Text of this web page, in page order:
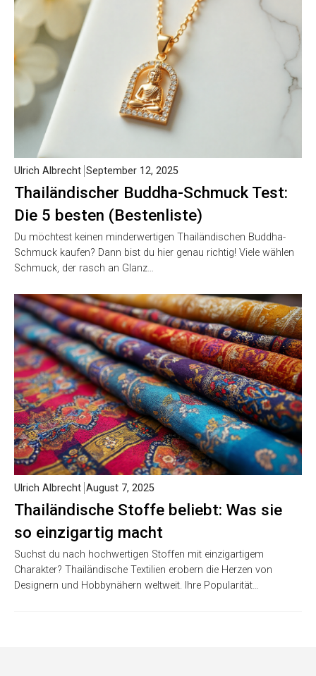
Thailändischer Buddha-Schmuck Test:
Die 5 besten (Bestenliste)
Ulrich Albrecht September 12, 2025
Du möchtest keinen minderwertigen Thailändischen Buddha-
Schmuck kaufen? Dann bist du hier genau richtig! Viele wählen
Schmuck, der rasch an Glanz…
Thailändische Stoffe beliebt: Was sie
so einzigartig macht
Ulrich Albrecht August 7, 2025
Suchst du nach hochwertigen Stoffen mit einzigartigem
Charakter? Thailändische Textilien erobern die Herzen von
Designern und Hobbynähern weltweit. Ihre Popularität…